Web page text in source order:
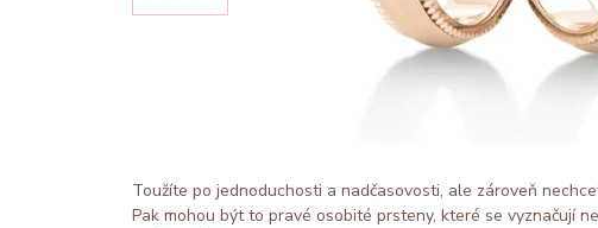
Toužíte po jednoduchosti a nadčasovosti, ale zároveň
Pak mohou být to pravé osobité prsteny, které se vyznačují